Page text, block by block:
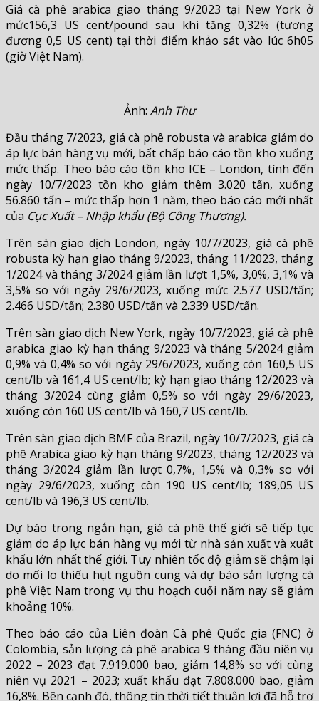
Giá cà phê arabica giao tháng 9/2023 tại New York ở
mức156,3 US cent/pound sau khi tăng 0,32% (tương
đương 0,5 US cent) tại thời điểm khảo sát vào lúc 6h05
(giờ Việt Nam).
Ảnh: Anh Thư
Đầu tháng 7/2023, giá cà phê robusta và arabica giảm do
áp lực bán hàng vụ mới, bất chấp báo cáo tồn kho xuống
mức thấp. Theo báo cáo tồn kho ICE – London, tính đến
ngày 10/7/2023 tồn kho giảm thêm 3.020 tấn, xuống
56.860 tấn – mức thấp hơn 1 năm, theo báo cáo mới nhất
của Cục Xuất – Nhập khẩu (Bộ Công Thương).
Trên sàn giao dịch London, ngày 10/7/2023, giá cà phê
robusta kỳ hạn giao tháng 9/2023, tháng 11/2023, tháng
1/2024 và tháng 3/2024 giảm lần lượt 1,5%, 3,0%, 3,1% và
3,5% so với ngày 29/6/2023, xuống mức 2.577 USD/tấn;
2.466 USD/tấn; 2.380 USD/tấn và 2.339 USD/tấn.
Trên sàn giao dịch New York, ngày 10/7/2023, giá cà phê
arabica giao kỳ hạn tháng 9/2023 và tháng 5/2024 giảm
0,9% và 0,4% so với ngày 29/6/2023, xuống còn 160,5 US
cent/lb và 161,4 US cent/lb; kỳ hạn giao tháng 12/2023 và
tháng 3/2024 cùng giảm 0,5% so với ngày 29/6/2023,
xuống còn 160 US cent/lb và 160,7 US cent/lb.
Trên sàn giao dịch BMF của Brazil, ngày 10/7/2023, giá cà
phê Arabica giao kỳ hạn tháng 9/2023, tháng 12/2023 và
tháng 3/2024 giảm lần lượt 0,7%, 1,5% và 0,3% so với
ngày 29/6/2023, xuống còn 190 US cent/lb; 189,05 US
cent/lb và 196,3 US cent/lb.
Dự báo trong ngắn hạn, giá cà phê thế giới sẽ tiếp tục
giảm do áp lực bán hàng vụ mới từ nhà sản xuất và xuất
khẩu lớn nhất thế giới. Tuy nhiên tốc độ giảm sẽ chậm lại
do mối lo thiếu hụt nguồn cung và dự báo sản lượng cà
phê Việt Nam trong vụ thu hoạch cuối năm nay sẽ giảm
khoảng 10%.
Theo báo cáo của Liên đoàn Cà phê Quốc gia (FNC) ở
Colombia, sản lượng cà phê arabica 9 tháng đầu niên vụ
2022 – 2023 đạt 7.919.000 bao, giảm 14,8% so với cùng
niên vụ 2021 – 2023; xuất khẩu đạt 7.808.000 bao, giảm
16,8%. Bên cạnh đó, thông tin thời tiết thuận lợi đã hỗ trợ